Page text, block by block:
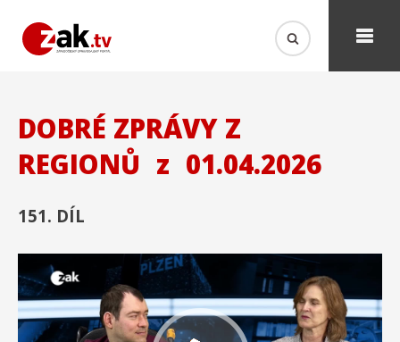
DOBRÉ ZPRÁVY Z
REGIONŮ z 01.04.2026
151. DÍL